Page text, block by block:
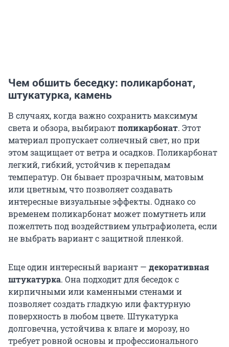
Чем обшить беседку: поликарбонат,
штукатурка, камень
В случаях, когда важно сохранить максимум
света и обзора, выбираютполикарбонат. Этот
материал пропускает солнечный свет, но при
этом защищает от ветра и осадков. Поликарбонат
легкий, гибкий, устойчив к перепадам
температур. Он бывает прозрачным, матовым
или цветным, что позволяет создавать
интересные визуальные эффекты. Однако со
временем поликарбонат может помутнеть или
пожелтеть под воздействием ультрафиолета, если
не выбрать вариант с защитной пленкой.
Еще один интересный вариант — декоративная
штукатурка. Она подходит для беседок с
кирпичными или каменными стенами и
позволяет создать гладкую или фактурную
поверхность в любом цвете. Штукатурка
долговечна, устойчива к влаге и морозу, но
требует ровной основы и профессионального